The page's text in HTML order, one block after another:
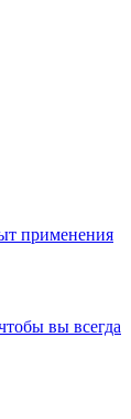
применения
вы всегда